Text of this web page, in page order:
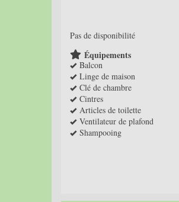
Pas de disponibilité
Équipements
Balcon
Linge de maison
Clé de chambre
Cintres
Articles de toilette
Ventilateur de plafond
Shampooing